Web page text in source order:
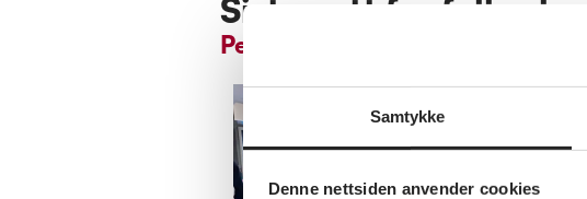
Samtykke
Denne nettsiden anvender cookies
Siste nytt fra
Pensjonistforbundet Møre og